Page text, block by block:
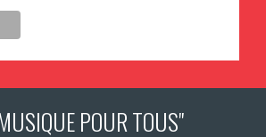
POUR TOUS"